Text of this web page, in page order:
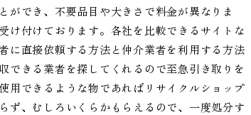
ができ、不要品目や大きさで料金が異なりま
け付けております。各社を比較できるサイトな
に直接依頼する方法と仲介業者を利用する方法
できる業者を探してくれるので至急引き取りを
用できるような物であればリサイクルショップ
ず、むしろいくらかもらえるので、一度処分す